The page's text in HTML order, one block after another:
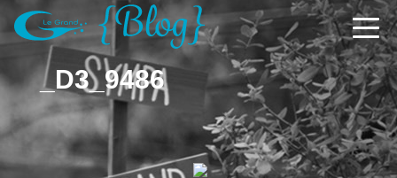
_D3_9486